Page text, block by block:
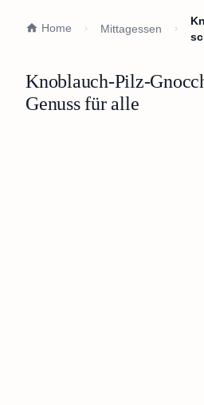
Home Mittagessen
Knoblauch-Pilz-
Genuss für alle